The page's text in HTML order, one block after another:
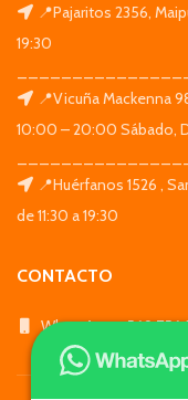
📍Pajaritos 2356,
19:30
📍Vicuña Mackenna
10:00 – 20:00 Sábado,
📍Huérfanos 1526 ,
de 11:30 a 19:30
CONTACTO
WhatsApp: +569